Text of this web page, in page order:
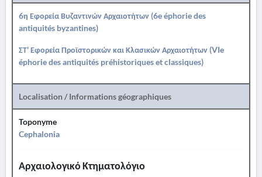
6η Εφορεία Βυζαντινών Αρχαιοτήτων (6e éphorie des
antiquités byzantines)
ΣΤ' Εφορεία Προϊστορικών και Κλασικών Αρχαιοτήτων (VIe
éphorie des antiquités préhistoriques et classiques)
Localisation / Informations géographiques
Toponyme
Cephalonia
Αρχαιολογικό Κτηματολόγιο